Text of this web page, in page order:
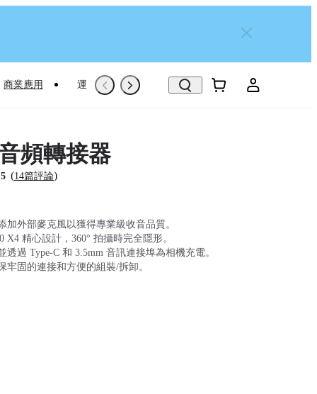
商業應用 運動專屬推薦 Trade-In 翻新機
頻轉接器
(14篇評論)
加外部麥克風以獲得專業級收音品質。
X4 精心設計，360° 拍攝時完全隱形。
透過 Type-C 和 3.5mm 音訊連接埠為相機充電。
牢固的連接和方便的組裝/拆卸。